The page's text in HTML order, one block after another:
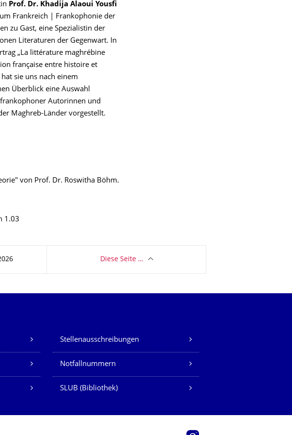
Prof. Dr. Khadija Alaoui Yousfi
Frankreich | Frankophonie der
zu Gast, eine Spezialistin der
Literaturen der Gegenwart. In
„La littérature maghrébine
française entre histoire et
hat sie uns nach einem
Überblick eine Auswahl
Autorinnen und
Maghreb-Länder vorgestellt.
von Prof. Dr. Roswitha Böhm.
1.03
Diese Seite …
Stellenausschreibungen
Notfallnummern
SLUB (Bibliothek)